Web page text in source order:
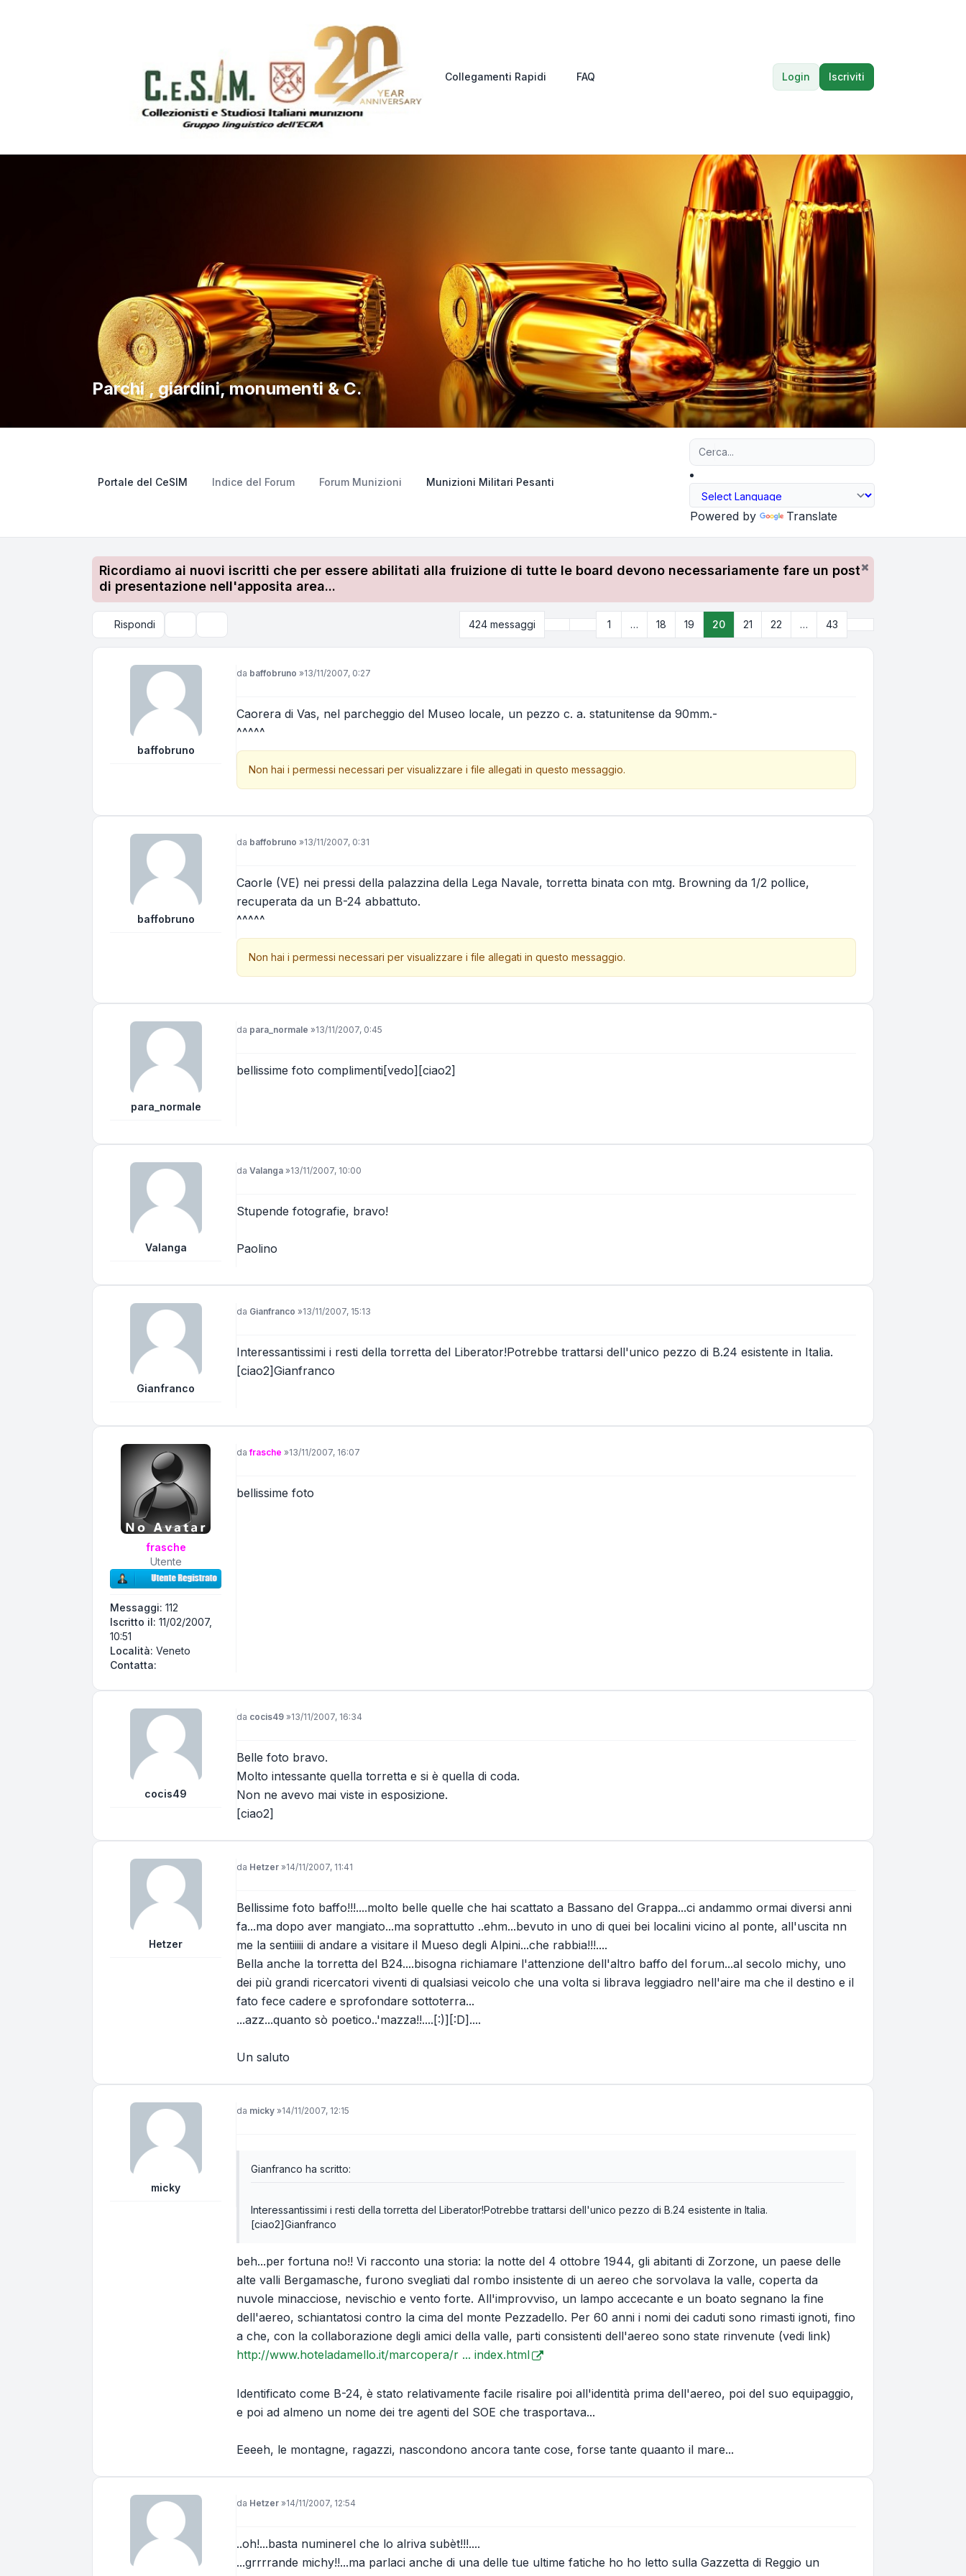
Collegamenti Rapidi FAQ Login Iscriviti
Parchi , giardini, monumenti & C.
Portale del CeSIM Indice del Forum Forum Munizioni Munizioni Militari Pesanti
Powered by Translate
Ricordiamo ai nuovi iscritti che per essere abilitati alla fruizione di tutte le board devono necessariamente fare un post
di presentazione nell'apposita area...
Rispondi 424 messaggi Pagina20 di
Precedente
1 … 18 19 20 21 22 … 43
baffobruno
Messaggio
da baffobruno »13/11/2007, 0:27
Caorera di Vas, nel parcheggio del Museo locale, un pezzo c. a. statunitense da 90mm.-
^^^^^
Non hai i permessi necessari per visualizzare i file allegati in questo messaggio.
baffobruno
Messaggio
da baffobruno »13/11/2007, 0:31
Caorle (VE) nei pressi della palazzina della Lega Navale, torretta binata con mtg. Browning da 1/2 pollice,
recuperata da un B-24 abbattuto.
^^^^^
Non hai i permessi necessari per visualizzare i file allegati in questo messaggio.
para_normale
Messaggio
da para_normale »13/11/2007, 0:45
bellissime foto complimenti[vedo][ciao2]
Valanga
Messaggio
da Valanga »13/11/2007, 10:00
Stupende fotografie, bravo!
Paolino
Gianfranco
Messaggio
da Gianfranco »13/11/2007, 15:13
Interessantissimi i resti della torretta del Liberator!Potrebbe trattarsi dell'unico pezzo di B.24 esistente in Italia.
[ciao2]Gianfranco
frasche
Utente
Messaggi: 112
Iscritto il: 11/02/2007,
10:51
Località: Veneto
Contatta:
Messaggio
dafrasche »13/11/2007, 16:07
bellissime foto
cocis49
Messaggio
da cocis49 »13/11/2007, 16:34
Belle foto bravo.
Molto intessante quella torretta e si è quella di coda.
Non ne avevo mai viste in esposizione.
[ciao2]
Hetzer
Messaggio
da Hetzer »14/11/2007, 11:41
Bellissime foto baffo!!!....molto belle quelle che hai scattato a Bassano del Grappa...ci andammo ormai diversi anni
fa...ma dopo aver mangiato...ma soprattutto ..ehm...bevuto in uno di quei bei localini vicino al ponte, all'uscita nn
me la sentiiiii di andare a visitare il Mueso degli Alpini...che rabbia!!!....
Bella anche la torretta del B24....bisogna richiamare l'attenzione dell'altro baffo del forum...al secolo michy, uno
dei più grandi ricercatori viventi di qualsiasi veicolo che una volta si librava leggiadro nell'aire ma che il destino e il
fato fece cadere e sprofondare sottoterra...
...azz...quanto sò poetico..'mazza!!....[:)][:D]....
Un saluto
micky
Messaggio
da micky »14/11/2007, 12:15
Gianfranco ha scritto:
Interessantissimi i resti della torretta del Liberator!Potrebbe trattarsi dell'unico pezzo di B.24 esistente in Italia.
[ciao2]Gianfranco
beh...per fortuna no!! Vi racconto una storia: la notte del 4 ottobre 1944, gli abitanti di Zorzone, un paese delle
alte valli Bergamasche, furono svegliati dal rombo insistente di un aereo che sorvolava la valle, coperta da
nuvole minacciose, nevischio e vento forte. All'improvviso, un lampo accecante e un boato segnano la fine
dell'aereo, schiantatosi contro la cima del monte Pezzadello. Per 60 anni i nomi dei caduti sono rimasti ignoti, fino
a che, con la collaborazione degli amici della valle, parti consistenti dell'aereo sono state rinvenute (vedi link)
http://www.hoteladamello.it/marcopera/r ... index.html
Identificato come B-24, è stato relativamente facile risalire poi all'identità prima dell'aereo, poi del suo equipaggio,
e poi ad almeno un nome dei tre agenti del SOE che trasportava...
Eeeeh, le montagne, ragazzi, nascondono ancora tante cose, forse tante quaanto il mare...
Messaggio
da Hetzer »14/11/2007, 12:54
..oh!...basta numinerel che lo alriva subèt!!!....
...grrrrande michy!!...ma parlaci anche di una delle tue ultime fatiche ho ho letto sulla Gazzetta di Reggio un